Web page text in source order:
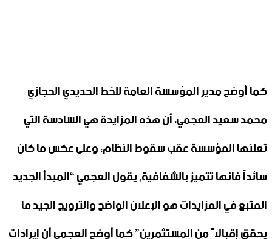
كما أوضح مدير المؤسسة العامة للخط الحديدي الحجازي
محمد سعيد العجمي، أن هذه المزايدة هي السادسة التي
تعلنها المؤسسة عقب سقوط النظام، وعلى عكس ما كان
سائداً فانها تتميز بالشفافية, يقول العجمي “المبدأ الجديد
المتبع في المزايدات هو الإعلان الواضح والترويج الجيد ما